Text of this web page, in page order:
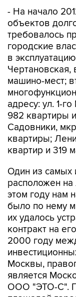
- На начало
объектов
требовалось
городские
в
Чертановская,
машино-мест;
адресу: ул. 1-
982 квартиры
Садовники,
квартиры;
квартир и 319
Один из самых
расположен
этом году нам
было по нему
их удалось
контракт на
2000 году
Москвы,
является
ООО "ЭТО-С".